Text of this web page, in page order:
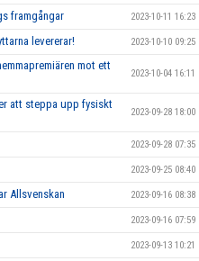
framgångar 2023-10-11 16:23
levererar! 2023-10-10 09:25
mot ett
2023-10-04 16:11
att steppa upp fysiskt
2023-09-28 18:00
2023-09-28 07:35
2023-09-25 08:40
Allsvenskan 2023-09-16 08:38
2023-09-16 07:59
2023-09-13 10:21